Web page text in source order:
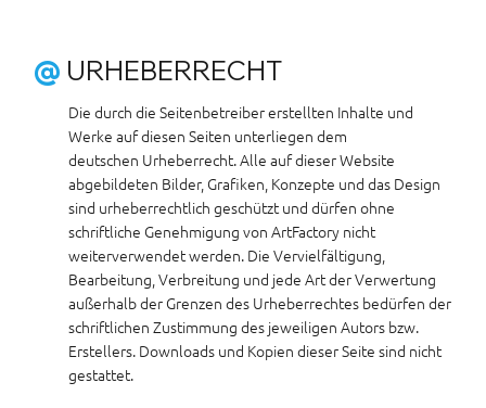
@ URHEBERRECHT
Die durch die Seitenbetreiber erstellten Inhalte und
Werke auf diesen Seiten unterliegen dem
deutschen Urheberrecht. Alle auf dieser Website
abgebildeten Bilder, Grafiken, Konzepte und das Design
sind urheberrechtlich geschützt und dürfen ohne
schriftliche Genehmigung von ArtFactory nicht
weiterverwendet werden. Die Vervielfältigung,
Bearbeitung, Verbreitung und jede Art der Verwertung
außerhalb der Grenzen des Urheberrechtes bedürfen der
schriftlichen Zustimmung des jeweiligen Autors bzw.
Erstellers. Downloads und Kopien dieser Seite sind nicht
gestattet.